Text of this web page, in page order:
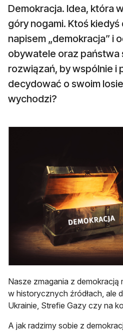
Demokracja. Idea, która
góry nogami. Ktoś kiedyś
napisem „demokracja” i
obywatele oraz państwa
rozwiązań, by wspólnie i
decydować o swoim
wychodzi?
Nasze zmagania z demokracją
w historycznych źródłach, ale
Ukrainie, Strefie Gazy czy na
A jak radzimy sobie z